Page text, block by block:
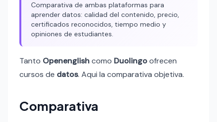
Comparativa de ambas plataformas para
aprender datos: calidad del contenido, precio,
certificados reconocidos, tiempo medio y
opiniones de estudiantes.
Tanto Openenglishcomo Duolingoofrecen
cursos de datos. Aqui la comparativa objetiva.
Comparativa